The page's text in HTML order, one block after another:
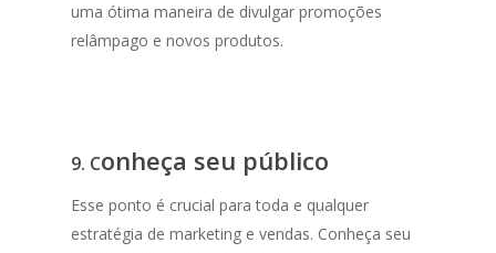
uma ótima maneira de divulgar promoções
relâmpago e novos produtos.
9. Conheça seu público
Esse ponto é crucial para toda e qualquer
estratégia de marketing e vendas. Conheça seu